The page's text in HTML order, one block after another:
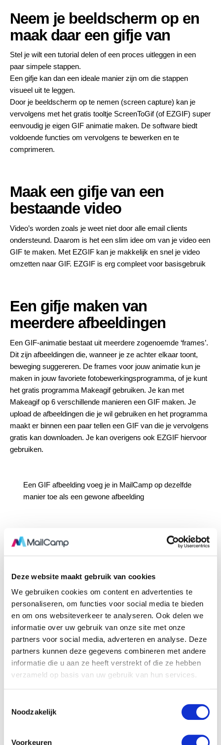
Deze website maakt gebruik van cookies
We gebruiken cookies om content en advertenties te
personaliseren, om functies voor social media te bieden
en om ons websiteverkeer te analyseren. Ook delen we
informatie over uw gebruik van onze site met onze
partners voor social media, adverteren en analyse. Deze
partners kunnen deze gegevens combineren met andere
informatie die u aan ze heeft verstrekt of die ze hebben
verzameld op basis van uw gebruik van hun services.
Noodzakelijk
Voorkeuren
Neem je beeldscherm op en
maak daar een gifje van
Stel je wilt een tutorial delen of een proces uitleggen in een
paar simpele stappen.
Een gifje kan dan een ideale manier zijn om die stappen
visueel uit te leggen.
Door je beeldscherm op te nemen (screen capture) kan je
vervolgens met het gratis tooltje ScreenToGif(of EZGIF) super
eenvoudig je eigen GIF animatie maken. De software biedt
voldoende functies om vervolgens te bewerken en te
comprimeren.
Maak een gifje van een
bestaande video
Video’s worden zoals je weet niet door alle email clients
ondersteund. Daarom is het een slim idee om van je video een
GIF te maken. Met EZGIF kan je makkelijk en snel je video
omzetten naar GIF. EZGIF is erg compleet voor basisgebruik
Een gifje maken van
meerdere afbeeldingen
Een GIF-animatie bestaat uit meerdere zogenoemde ‘frames’.
Dit zijn afbeeldingen die, wanneer je ze achter elkaar toont,
beweging suggereren. De frames voor jouw animatie kun je
maken in jouw favoriete fotobewerkingsprogramma, of je kunt
het gratis programma Makeagifgebruiken. Je kan met
Makeagif op 6 verschillende manieren een GIF maken. Je
upload de afbeeldingen die je wil gebruiken en het programma
maakt er binnen een paar tellen een GIF van die je vervolgens
gratis kan downloaden. Je kan overigens ook EZGIF hiervoor
gebruiken.
Een GIF afbeelding voeg je in MailCamp op dezelfde
manier toe als een gewone afbeelding
Inspirerende voorbeelden
van GIF-animaties in email
nieuwsbrieven
Hieronder zie je mooie voorbeelden van gif animaties in
nieuwsbrieven aan de hand van verschillende toepassingen.
1. Geef extra aandacht aan een
nieuw product
Met een betrekkelijk eenvoudig te maken gif animatie weet